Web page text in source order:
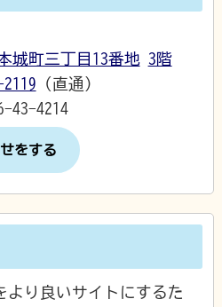
城町三丁目13番地 3階
（直通）
43-4214
をする
より良いサイトにするた